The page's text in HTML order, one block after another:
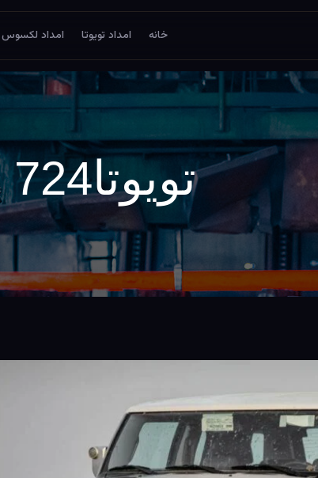
خانه امداد تویوتا امداد لکسوس
تویوتا724